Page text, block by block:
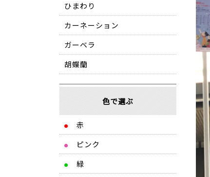
ひまわり
カーネーション
ガーベラ
胡蝶蘭
色で選ぶ
● 赤
● ピンク
● 緑